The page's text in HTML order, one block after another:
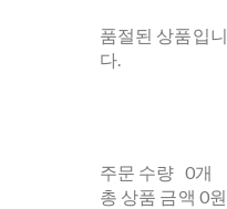
품절된 상품입니
다.
주문 수량 0개
총 상품 금액 0원